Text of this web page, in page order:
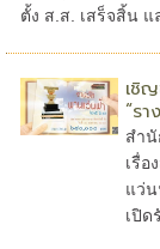
ตั้ง ส.ส. เสร็จสิ้น แ
เชิ
“ร
สำ
เรื่อ
แว่น
เปิด